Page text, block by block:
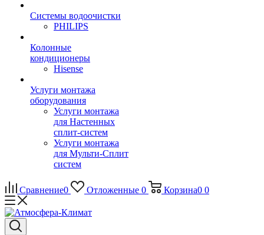
Системы водоочистки
PHILIPS
Колонные
кондиционеры
Hisense
Услуги монтажа
оборудования
Услуги монтажа
для Настенных
сплит-систем
Услуги монтажа
для Мульти-Сплит
систем
Сравнение0 Отложенные 0 Корзина0 0